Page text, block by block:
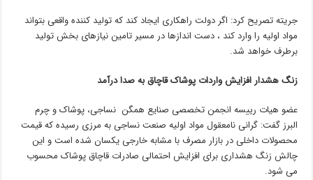
جریته تصریح کرد: اگر دولت راهکاری ایجاد کند که تولید کننده واقعی بتواند
مواد اولیه را وارد کند ، دست اندازها در مسیر تامین نیازهای بخش تولید
برطرف خواهد شد.
زنگ هشدار افزایش واردات پوشاک قاچاق به صدا درآمد
عضو هیات رییسه انجمن تخصصی صنایع همگن نساجی، پوشاک و چرم
البرز گفت: گرانی نامعقول مواد اولیه صنعت نساجی به مرزی رسیده که قیمت
محصولات داخلی در بازار مصرف با مشابه خارجی یکسان شده است و این
چالش زنگ هشداری برای افزایش احتمالی صادرات قاچاق پوشاک محسوب
می شود.